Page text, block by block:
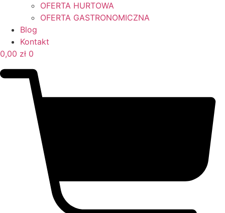
OFERTA HURTOWA
OFERTA GASTRONOMICZNA
Blog
Kontakt
0,00 zł 0